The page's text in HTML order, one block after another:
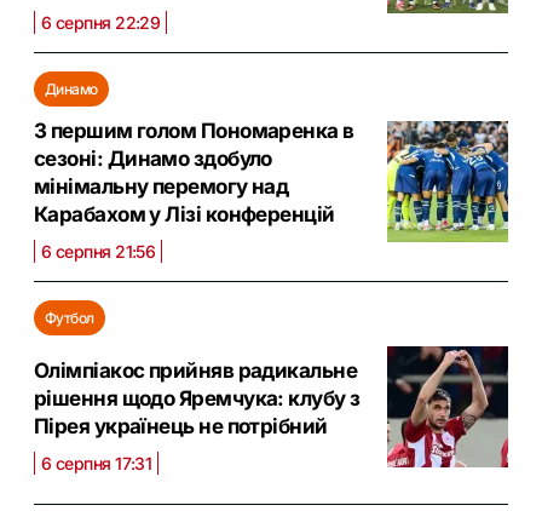
6 серпня 22:29
Динамо
З першим голом Пономаренка в
сезоні: Динамо здобуло
мінімальну перемогу над
Карабахом у Лізі конференцій
6 серпня 21:56
Футбол
Олімпіакос прийняв радикальне
рішення щодо Яремчука: клубу з
Пірея українець не потрібний
6 серпня 17:31